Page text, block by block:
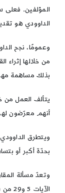
المؤلفين. فعلى
الداوودي هو تقديم
وعمومًا، نجح
من خلالها
بذلك مساهمة
يتألف العمل من
أنهم معرّضون
ويتطرق
بحدّة أكبر أو
وتعدّ مسألة